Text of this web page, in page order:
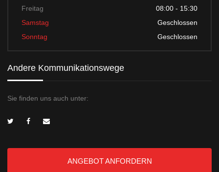
Freitag
08:00 - 15:30
Samstag
Geschlossen
Sonntag
Geschlossen
Andere Kommunikationswege
Sie finden uns auch unter:
ANGEBOT ANFORDERN